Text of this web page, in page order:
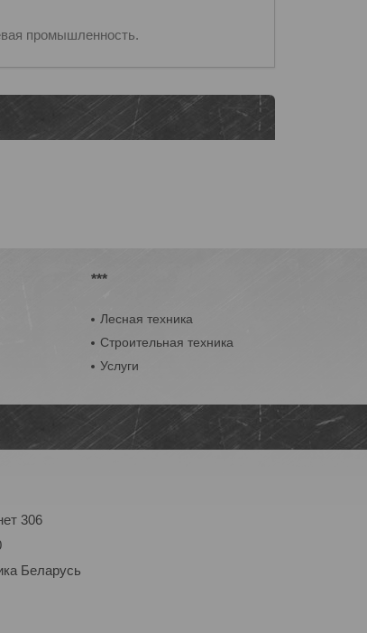
промышленность.
***
Лесная техника
Строительная техника
Услуги
306
Беларусь